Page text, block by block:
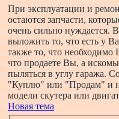
При эксплуатации и
остаются запчасти,
очень сильно нуждается.
выложить то, что есть у
также то, что необходимо
что продаете Вы, а
пыляться в углу гаража.
"Куплю" или "Продам" и
модели скутера или
Новая тема